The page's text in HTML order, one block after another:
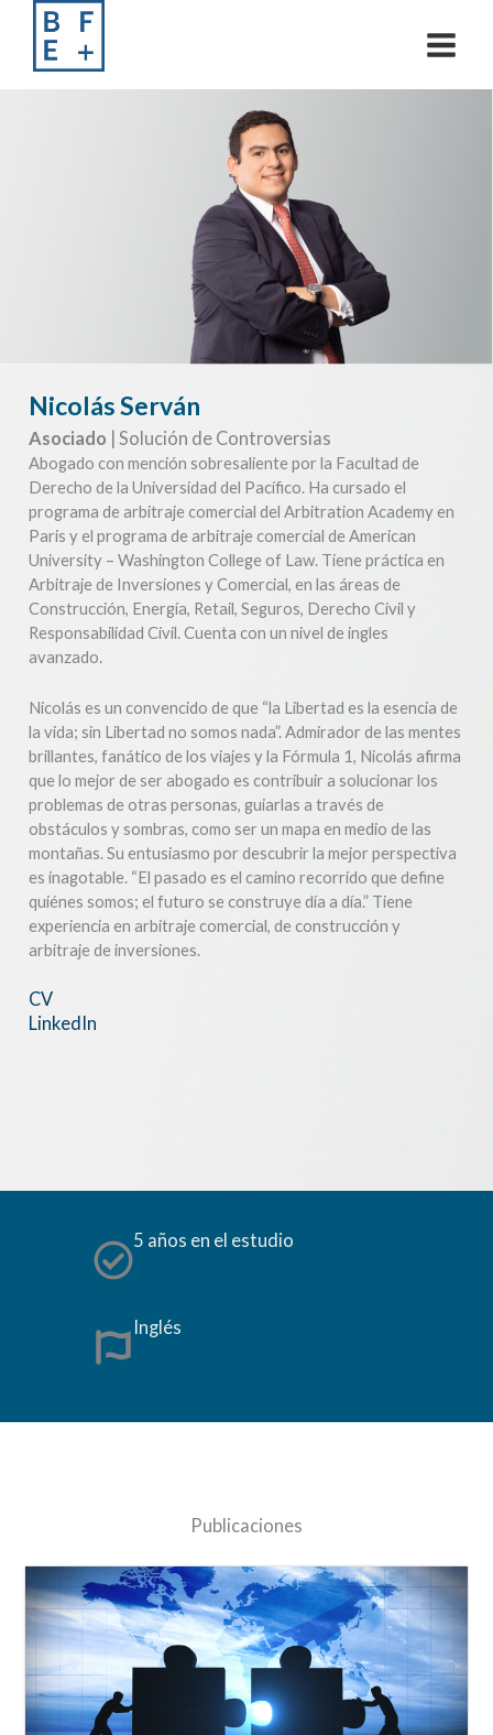
content
Nicolás Serván
Asociado | Solución de Controversias
Abogado con mención sobresaliente por la Facultad de
Derecho de la Universidad del Pacífico. Ha cursado el
programa de arbitraje comercial del Arbitration Academy en
Paris y el programa de arbitraje comercial de American
University – Washington College of Law. Tiene práctica en
Arbitraje de Inversiones y Comercial, en las áreas de
Construcción, Energía, Retail, Seguros, Derecho Civil y
Responsabilidad Civil. Cuenta con un nivel de ingles
avanzado.
Nicolás es un convencido de que “la Libertad es la esencia de
la vida; sin Libertad no somos nada”. Admirador de las mentes
brillantes, fanático de los viajes y la Fórmula 1, Nicolás afirma
que lo mejor de ser abogado es contribuir a solucionar los
problemas de otras personas, guiarlas a través de
obstáculos y sombras, como ser un mapa en medio de las
montañas. Su entusiasmo por descubrir la mejor perspectiva
es inagotable. “El pasado es el camino recorrido que define
quiénes somos; el futuro se construye día a día.” Tiene
experiencia en arbitraje comercial, de construcción y
arbitraje de inversiones.
CV
LinkedIn
5 años en el estudio
Inglés
Publicaciones